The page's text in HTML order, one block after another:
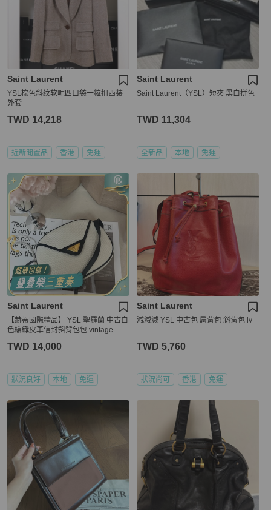
Saint Laurent
YSL棕色斜纹软呢四口袋一粒扣西装
外套
TWD 14,218
近新閒置品 香港 免運
Saint Laurent
Saint Laurent（YSL）短夾 黑白拼色
TWD 11,304
全新品 本地 免運
Saint Laurent
【赫蒂國際精品】 YSL 聖羅蘭 中古白
色編織皮革信封斜背包包 vintage
TWD 14,000
狀況良好 本地 免運
Saint Laurent
減減減 YSL 中古包 肩背包 斜背包 lv
TWD 5,760
狀況尚可 香港 免運